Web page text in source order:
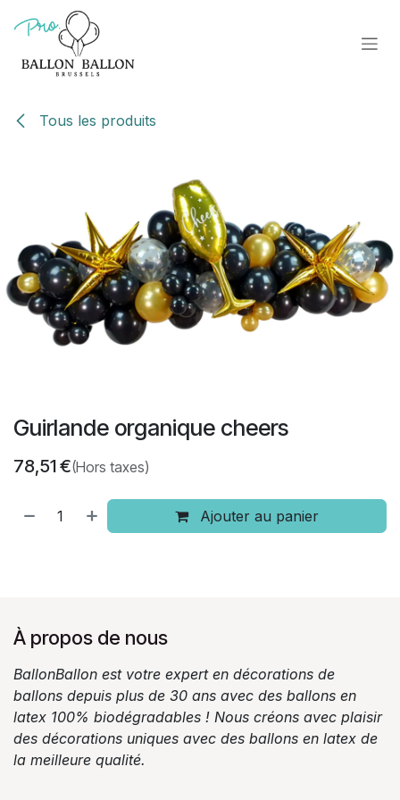
Se rendre au contenu
Tous les produits
Guirlande organique cheers
78,51€(Hors taxes)
Ajouter au panier
À propos de nous
BallonBallon est votre expert en décorations de
ballons depuis plus de 30 ans avec des ballons en
latex 100% biodégradables ! Nous créons avec plaisir
des décorations uniques avec des ballons en latex de
la meilleure qualité.